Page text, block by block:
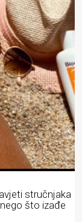
stručnjaka
što izađe